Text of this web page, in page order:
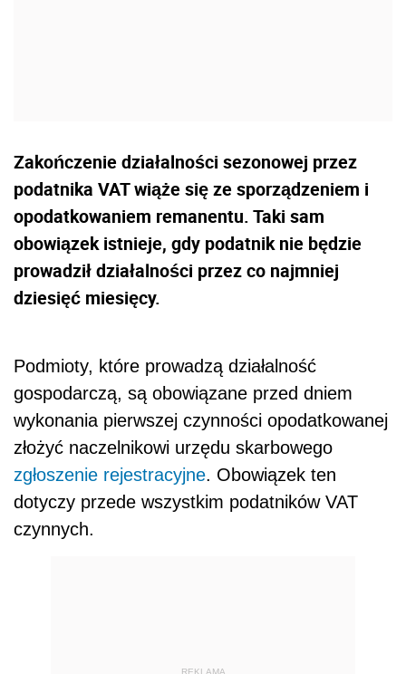
Zakończenie działalności sezonowej przez
podatnika VAT wiąże się ze sporządzeniem i
opodatkowaniem remanentu. Taki sam
obowiązek istnieje, gdy podatnik nie będzie
prowadził działalności przez co najmniej
dziesięć miesięcy.
Podmioty, które prowadzą działalność
gospodarczą, są obowiązane przed dniem
wykonania pierwszej czynności opodatkowanej
złożyć naczelnikowi urzędu skarbowego
zgłoszenie rejestracyjne. Obowiązek ten
dotyczy przede wszystkim podatników VAT
czynnych.
REKLAMA